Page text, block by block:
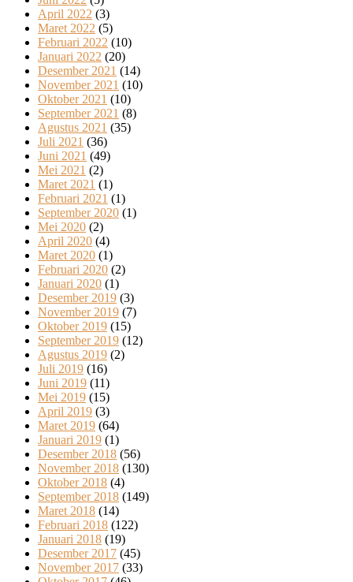
April 2022 (3)
Maret 2022 (5)
Februari 2022 (10)
Januari 2022 (20)
Desember 2021 (14)
November 2021 (10)
Oktober 2021 (10)
September 2021 (8)
Agustus 2021 (35)
Juli 2021 (36)
Juni 2021 (49)
Mei 2021 (2)
Maret 2021 (1)
Februari 2021 (1)
September 2020 (1)
Mei 2020 (2)
April 2020 (4)
Maret 2020 (1)
Februari 2020 (2)
Januari 2020 (1)
Desember 2019 (3)
November 2019 (7)
Oktober 2019 (15)
September 2019 (12)
Agustus 2019 (2)
Juli 2019 (16)
Juni 2019 (11)
Mei 2019 (15)
April 2019 (3)
Maret 2019 (64)
Januari 2019 (1)
Desember 2018 (56)
November 2018 (130)
Oktober 2018 (4)
September 2018 (149)
Maret 2018 (14)
Februari 2018 (122)
Januari 2018 (19)
Desember 2017 (45)
November 2017 (33)